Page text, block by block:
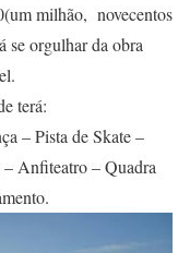
milhão, novecentos
se orgulhar da obra
terá:
– Pista de Skate –
Anfiteatro – Quadra